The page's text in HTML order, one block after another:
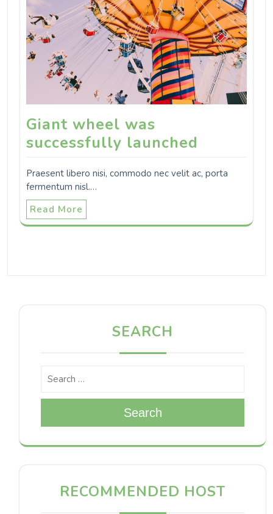
Giant wheel was
successfully launched
Praesent libero nisi, commodo nec velit ac, porta
fermentum nisl.…
Read More
SEARCH
Search
RECOMMENDED HOST